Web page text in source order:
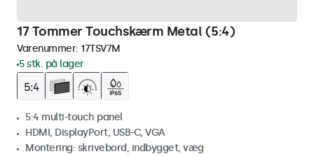
17 Tommer Touchskærm Metal (5:4)
Varenummer: 17TSV7M
5 stk. på lager
5:4 multi-touch panel
HDMI, DisplayPort, USB-C, VGA
Montering: skrivebord, indbygget, væg